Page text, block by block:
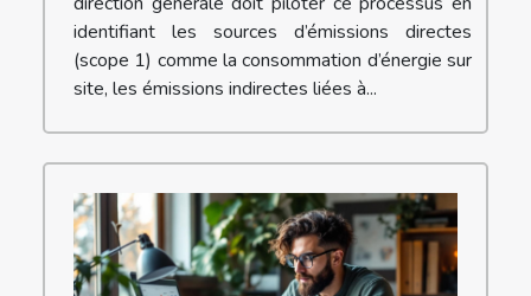
identifiant les sources d’émissions directes
(scope 1) comme la consommation d’énergie sur
site, les émissions indirectes liées à...